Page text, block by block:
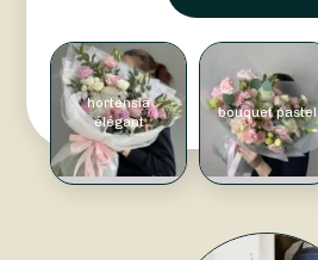
hortensia
élégant
bouquet pastel